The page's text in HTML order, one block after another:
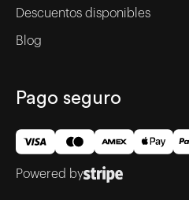
Descuentos disponibles
Blog
Pago seguro
Powered by